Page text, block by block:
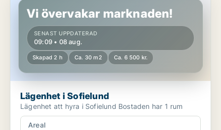
Vi övervakar marknaden!
SENAST UPPDATERAD
09:09 • 08 aug.
Skapad 2 h Ca. 30 m2 Ca. 6 500 kr.
Lägenhet i Sofielund
Lägenhet att hyra i Sofielund Bostaden har 1 rum
Areal